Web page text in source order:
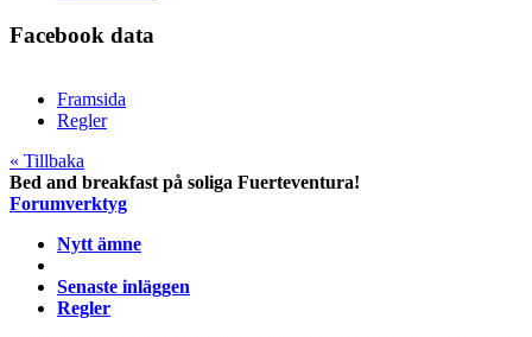
Facebook data
Framsida
Regler
« Tillbaka
Bed and breakfast på soliga Fuerteventura!
Forumverktyg
Nytt ämne
Senaste inläggen
Regler